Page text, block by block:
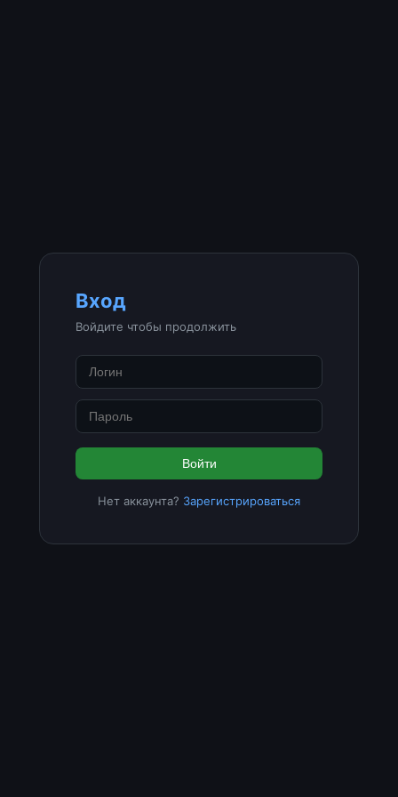
Вход
Войдите чтобы продолжить
Войти
Нет аккаунта? Зарегистрироваться